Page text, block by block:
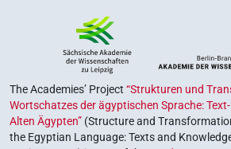
The Academies’ Project “Strukturen und
Wortschatzes der ägyptischen Sprache:
Alten Ägypten” (Structure and
the Egyptian Language: Texts and